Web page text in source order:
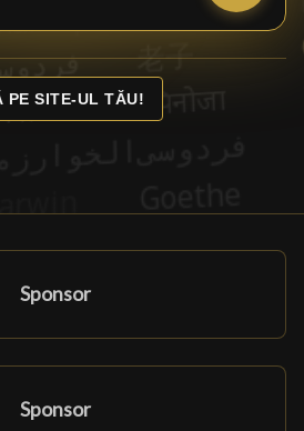
PE SITE-UL TĂU!
Sponsor
Sponsor